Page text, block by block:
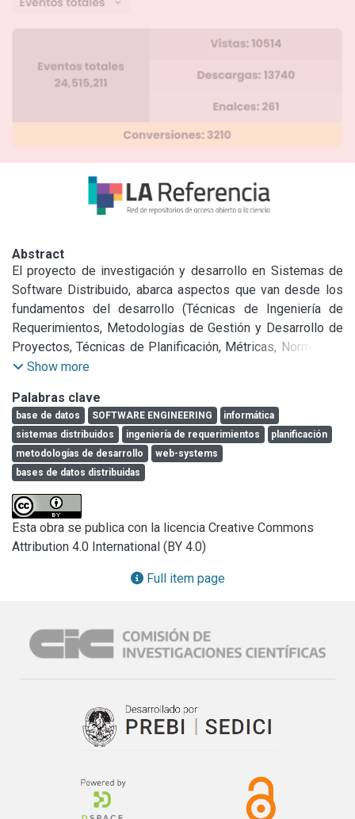
Abstract
El proyecto de investigación y desarrollo en Sistemas de
Software Distribuido, abarca aspectos que van desde los
fundamentos del desarrollo (Técnicas de Ingeniería de
Requerimientos, Metodologías de Gestión y Desarrollo de
Proyectos, Técnicas de Planificación, Métricas, Normas de
Calidad, Web-Systems) hasta la concepción de
industriales (Sistemas de Planeamiento de Producción,
Control Industrial en tiempo real), procesos de E-
government (Voto electrónico) y la aplicación de Tecnología
Informática para Educación en ambientes distribuidos
(Educación a Distancia, Software educativo específico,
Educación basada en la WEB). En particular el objetivo de
este subproyecto es realizar investigación y desarrollo en
temas relacionados con los aspectos de Ingeniería de
Software que se orientan al desarrollo e implementación de
proyectos concretos de Sistemas Distribuidos (incluyendo
Show more
Palabras clave
base de datos SOFTWARE ENGINEERING
informática
sistemas distribuidos
ingeniería de requerimientos
planificación
metodologías de desarrollo
web-systems
bases de datos distribuidas
Esta obra se publica con la licencia Creative Commons
Attribution 4.0 International (BY 4.0)
Full item page